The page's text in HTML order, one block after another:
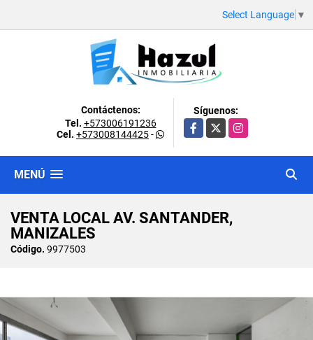
Select Language ▼
Contáctenos:
Tel. +573006191236
Cel. +573008144425-
Síguenos:
Facebook
X Instagram
MENÚ
VENTA LOCAL AV. SANTANDER,
MANIZALES
Código. 9977503